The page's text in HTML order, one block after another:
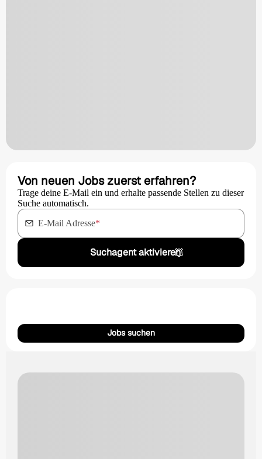
Von neuen Jobs zuerst erfahren?
Trage deine E-Mail ein und erhalte passende Stellen zu dieser
Suche automatisch.
E-Mail Adresse*
Suchagent aktivieren
Jobs suchen